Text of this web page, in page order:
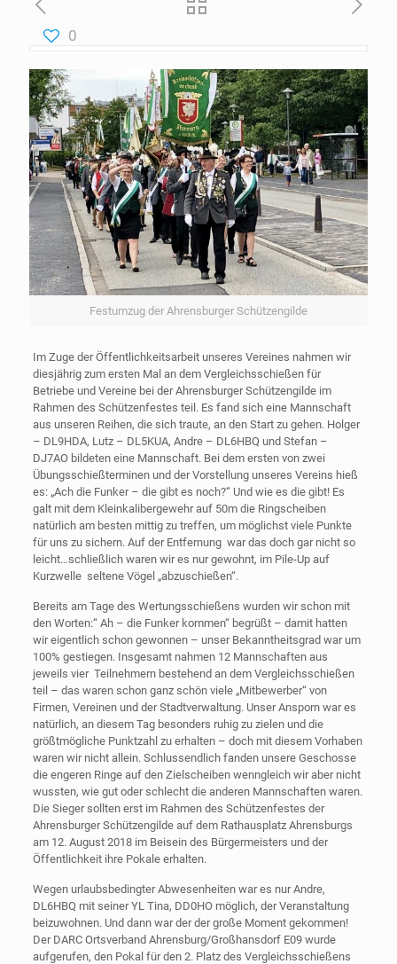
0
Festumzug der Ahrensburger Schützengilde
Im Zuge der Öffentlichkeitsarbeit unseres Vereines nahmen wir
diesjährig zum ersten Mal an dem Vergleichsschießen für
Betriebe und Vereine bei der Ahrensburger Schützengilde im
Rahmen des Schützenfestes teil. Es fand sich eine Mannschaft
aus unseren Reihen, die sich traute, an den Start zu gehen. Holger
– DL9HDA, Lutz – DL5KUA, Andre – DL6HBQ und Stefan –
DJ7AO bildeten eine Mannschaft. Bei dem ersten von zwei
Übungsschießterminen und der Vorstellung unseres Vereins hieß
es: „Ach die Funker – die gibt es noch?“ Und wie es die gibt! Es
galt mit dem Kleinkalibergewehr auf 50m die Ringscheiben
natürlich am besten mittig zu treffen, um möglichst viele Punkte
für uns zu sichern. Auf der Entfernung war das doch gar nicht so
leicht…schließlich waren wir es nur gewohnt, im Pile-Up auf
Kurzwelle seltene Vögel „abzuschießen“.
Bereits am Tage des Wertungsschießens wurden wir schon mit
den Worten:“ Ah – die Funker kommen“ begrüßt – damit hatten
wir eigentlich schon gewonnen – unser Bekanntheitsgrad war um
100% gestiegen. Insgesamt nahmen 12 Mannschaften aus
jeweils vier Teilnehmern bestehend an dem Vergleichsschießen
teil – das waren schon ganz schön viele „Mitbewerber“ von
Firmen, Vereinen und der Stadtverwaltung. Unser Ansporn war es
natürlich, an diesem Tag besonders ruhig zu zielen und die
größtmögliche Punktzahl zu erhalten – doch mit diesem Vorhaben
waren wir nicht allein. Schlussendlich fanden unsere Geschosse
die engeren Ringe auf den Zielscheiben wenngleich wir aber nicht
wussten, wie gut oder schlecht die anderen Mannschaften waren.
Die Sieger sollten erst im Rahmen des Schützenfestes der
Ahrensburger Schützengilde auf dem Rathausplatz Ahrensburgs
am 12. August 2018 im Beisein des Bürgermeisters und der
Öffentlichkeit ihre Pokale erhalten.
Wegen urlaubsbedingter Abwesenheiten war es nur Andre,
DL6HBQ mit seiner YL Tina, DD0HO möglich, der Veranstaltung
beizuwohnen. Und dann war der der große Moment gekommen!
Der DARC Ortsverband Ahrensburg/Großhansdorf E09 wurde
aufgerufen, den Pokal für den 2. Platz des Vergleichsschießens